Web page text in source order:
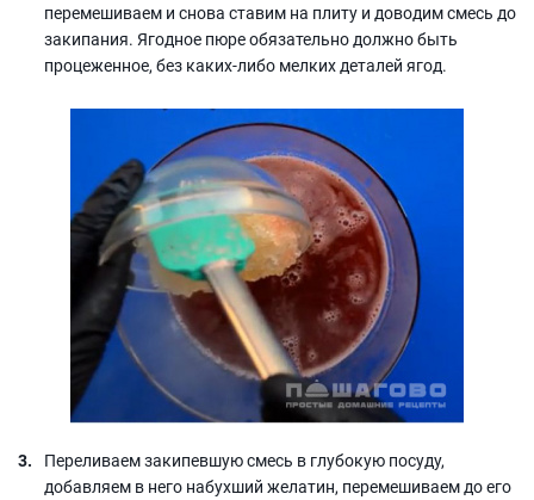
перемешиваем и снова ставим на плиту и доводим смесь до
закипания. Ягодное пюре обязательно должно быть
процеженное, без каких-либо мелких деталей ягод.
Переливаем закипевшую смесь в глубокую посуду,
добавляем в него набухший желатин, перемешиваем до его